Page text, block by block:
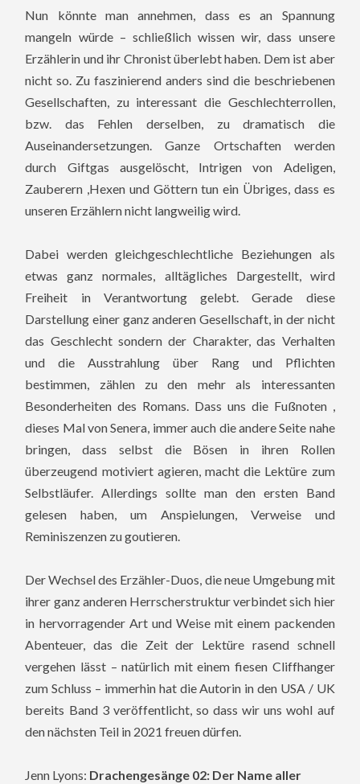
Nun könnte man annehmen, dass es an Spannung
mangeln würde – schließlich wissen wir, dass unsere
Erzählerin und ihr Chronist überlebt haben. Dem ist aber
nicht so. Zu faszinierend anders sind die beschriebenen
Gesellschaften, zu interessant die Geschlechterrollen,
bzw. das Fehlen derselben, zu dramatisch die
Auseinandersetzungen. Ganze Ortschaften werden
durch Giftgas ausgelöscht, Intrigen von Adeligen,
Zauberern ,Hexen und Göttern tun ein Übriges, dass es
unseren Erzählern nicht langweilig wird.
Dabei werden gleichgeschlechtliche Beziehungen als
etwas ganz normales, alltägliches Dargestellt, wird
Freiheit in Verantwortung gelebt. Gerade diese
Darstellung einer ganz anderen Gesellschaft, in der nicht
das Geschlecht sondern der Charakter, das Verhalten
und die Ausstrahlung über Rang und Pflichten
bestimmen, zählen zu den mehr als interessanten
Besonderheiten des Romans. Dass uns die Fußnoten ,
dieses Mal von Senera, immer auch die andere Seite nahe
bringen, dass selbst die Bösen in ihren Rollen
überzeugend motiviert agieren, macht die Lektüre zum
Selbstläufer. Allerdings sollte man den ersten Band
gelesen haben, um Anspielungen, Verweise und
Reminiszenzen zu goutieren.
Der Wechsel des Erzähler-Duos, die neue Umgebung mit
ihrer ganz anderen Herrscherstruktur verbindet sich hier
in hervorragender Art und Weise mit einem packenden
Abenteuer, das die Zeit der Lektüre rasend schnell
vergehen lässt – natürlich mit einem fiesen Cliffhanger
zum Schluss – immerhin hat die Autorin in den USA / UK
bereits Band 3 veröffentlicht, so dass wir uns wohl auf
den nächsten Teil in 2021 freuen dürfen.
Jenn Lyons: Drachengesänge 02: Der Name aller